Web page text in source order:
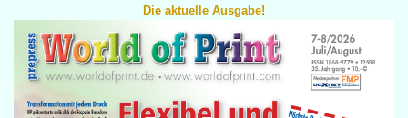
Die aktuelle Ausgabe!